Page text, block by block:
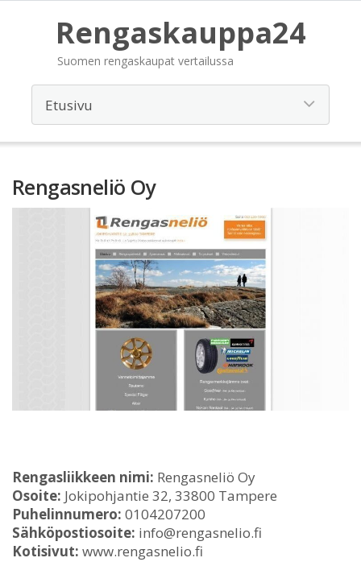
Rengaskauppa24
Suomen rengaskaupat vertailussa
Rengasneliö Oy
Rengasliikkeen nimi: Rengasneliö Oy
Osoite: Jokipohjantie 32, 33800 Tampere
Puhelinnumero: 0104207200
Sähköpostiosoite: info@rengasnelio.fi
Kotisivut: www.rengasnelio.fi